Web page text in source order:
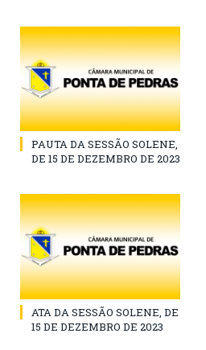
PAUTA DA SESSÃO SOLENE,
DE 15 DE DEZEMBRO DE 2023
ATA DA SESSÃO SOLENE, DE
15 DE DEZEMBRO DE 2023